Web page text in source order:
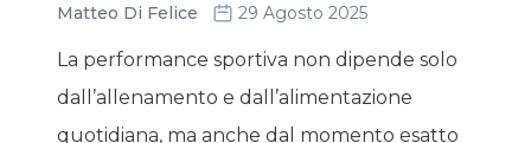
Matteo Di Felice 29 Agosto 2025
La performance sportiva non dipende solo
dall’allenamento e dall’alimentazione
quotidiana, ma anche dal momento esatto